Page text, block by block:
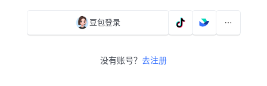
豆包登录
没有账号？ 去注册